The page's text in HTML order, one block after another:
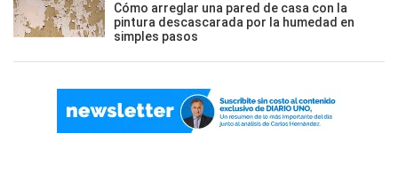
Cómo arreglar una pared de casa con la
pintura descascarada por la humedad en
simples pasos